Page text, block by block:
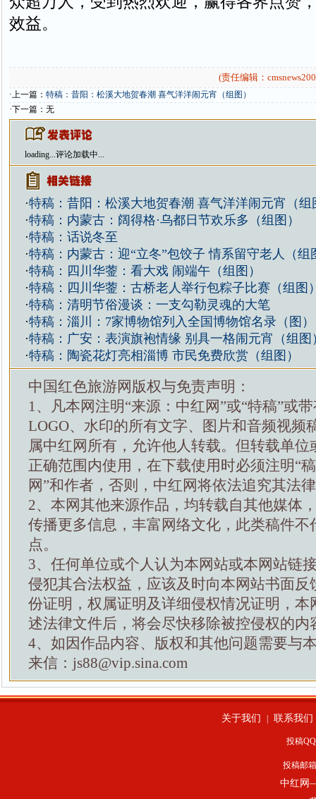
效益。
(责任编辑：
·上一篇： 特稿：昔阳：松溪大地贺春潮 喜气洋洋闹元宵（组图）
·下一篇：无
loading...评论加载中...
·特稿：昔阳：松溪大地贺春潮 喜气洋洋闹元宵（组
·特稿：内蒙古：阔得格·乌都日节欢乐多（组图）
·特稿：话说冬至
·特稿：内蒙古：迎“立冬”包饺子 情系留守老人（组
·特稿：四川华蓥：看大戏 闹端午（组图）
·特稿：四川华蓥：古桥老人举行包粽子比赛（组图
·特稿：清明节俗漫谈：一支勾勒灵魂的大笔
·特稿：淄川：7家博物馆列入全国博物馆名录（图）
·特稿：广安：表演旗袍情缘 别具一格闹元宵（组图
·特稿：陶瓷花灯亮相淄博 市民免费欣赏（组图）
中国红色旅游网版权与免责声明：
1、凡本网注明“来源：中红网”或“特稿”或
LOGO、水印的所有文字、图片和音频视频
属中红网所有，允许他人转载。但转载单位
正确范围内使用，在下载使用时必须注明“
网”和作者，否则，中红网将依法追究其法
2、本网其他来源作品，均转载自其他媒体
传播更多信息，丰富网络文化，此类稿件不
点。
3、任何单位或个人认为本网站或本网站链
侵犯其合法权益，应该及时向本网站书面反
份证明，权属证明及详细侵权情况证明，本
述法律文件后，将会尽快移除被控侵权的内
4、如因作品内容、版权和其他问题需要与
来信：js88@vip.sina.com
关于我们 联系我们
投稿
投稿邮
中红网